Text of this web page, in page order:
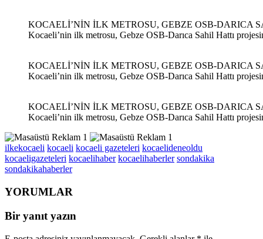
KOCAELİ’NİN İLK METROSU, GEBZE OSB-DARICA
Kocaeli’nin ilk metrosu, Gebze OSB-Darıca Sahil Hattı
KOCAELİ’NİN İLK METROSU, GEBZE OSB-DARICA
Kocaeli’nin ilk metrosu, Gebze OSB-Darıca Sahil Hattı
KOCAELİ’NİN İLK METROSU, GEBZE OSB-DARICA
Kocaeli’nin ilk metrosu, Gebze OSB-Darıca Sahil Hattı
ilkekocaeli kocaeli kocaeli gazeteleri kocaelideneoldu
kocaeligazeteleri kocaelihaber kocaelihaberler sondakika
sondakikahaberler
YORUMLAR
Bir yanıt yazın